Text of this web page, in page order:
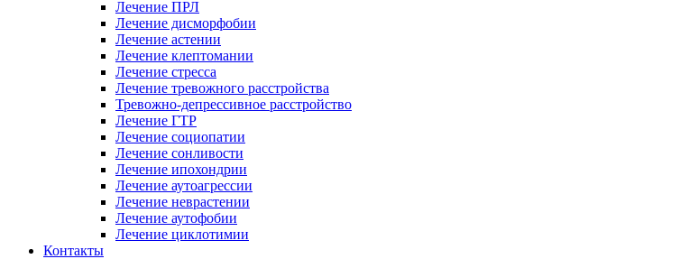
Лечение ПРЛ
Лечение дисморфобии
Лечение астении
Лечение клептомании
Лечение стресса
Лечение тревожного расстройства
Тревожно-депрессивное расстройство
Лечение ГТР
Лечение социопатии
Лечение сонливости
Лечение ипохондрии
Лечение аутоагрессии
Лечение неврастении
Лечение аутофобии
Лечение циклотимии
Контакты